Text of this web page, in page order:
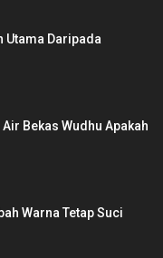
Utama Daripada
Bekas Wudhu Apakah
Warna Tetap Suci